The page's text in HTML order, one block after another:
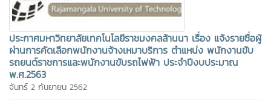
ประกาศมหาวิทยาลัยเทคโนโลยีราชมงคลล้านนา เรื่อง แจ้งรายชื่อผู้
ผ่านการคัดเลือกพนักงานจ้างเหมาบริการ ตำแหน่ง พนักงานขับ
รถยนต์ราชการและพนักงานขับรถไฟฟ้า ประจำปีงบประมาณ
พ.ศ.2563
จันทร์ 2 กันยายน 2562